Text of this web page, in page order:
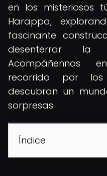
en los misteriosos
Harappa,
fascinante
desenterrar la
Acompáñennos
recorrido por
descubran un
sorpresas.
Índice